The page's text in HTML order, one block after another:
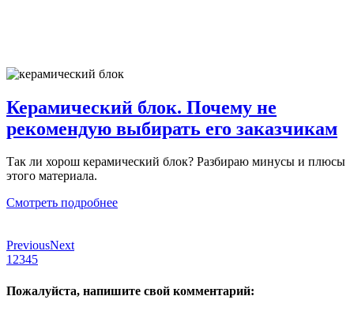
Керамический блок. Почему не
рекомендую выбирать его заказчикам
Так ли хорош керамический блок? Разбираю минусы и плюсы
этого материала.
Смотреть подробнее
PreviousNext
12345
Пожалуйста, напишите свой комментарий: